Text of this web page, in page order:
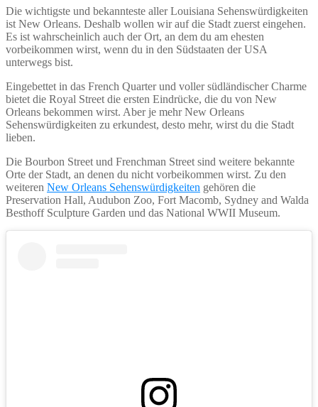
Die wichtigste und bekannteste aller Louisiana Sehenswürdigkeiten
ist New Orleans. Deshalb wollen wir auf die Stadt zuerst eingehen.
Es ist wahrscheinlich auch der Ort, an dem du am ehesten
vorbeikommen wirst, wenn du in den Südstaaten der USA
unterwegs bist.
Eingebettet in das French Quarter und voller südländischer Charme
bietet die Royal Street die ersten Eindrücke, die du von New
Orleans bekommen wirst. Aber je mehr New Orleans
Sehenswürdigkeiten zu erkundest, desto mehr, wirst du die Stadt
lieben.
Die Bourbon Street und Frenchman Street sind weitere bekannte
Orte der Stadt, an denen du nicht vorbeikommen wirst. Zu den
weiteren New Orleans Sehenswürdigkeiten gehören die
Preservation Hall, Audubon Zoo, Fort Macomb, Sydney and Walda
Besthoff Sculpture Garden und das National WWII Museum.